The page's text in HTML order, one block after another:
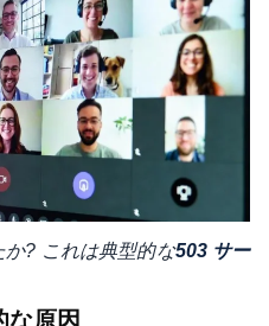
? これは典型的な503 サー
な原因